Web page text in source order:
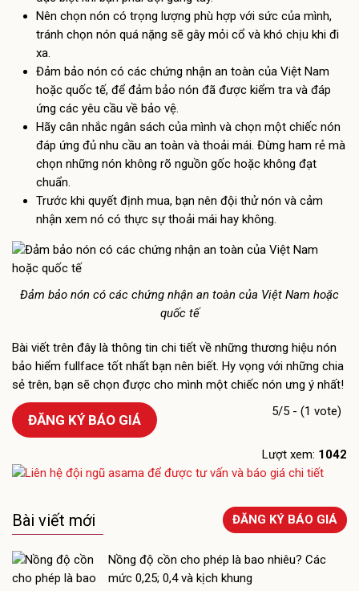
Nên chọn nón có trọng lượng phù hợp với sức của mình,
tránh chọn nón quá nặng sẽ gây mỏi cổ và khó chịu khi đi
xa.
Đảm bảo nón có các chứng nhận an toàn của Việt Nam
hoặc quốc tế, để đảm bảo nón đã được kiểm tra và đáp
ứng các yêu cầu về bảo vệ.
Hãy cân nhắc ngân sách của mình và chọn một chiếc nón
đáp ứng đủ nhu cầu an toàn và thoải mái. Đừng ham rẻ mà
chọn những nón không rõ nguồn gốc hoặc không đạt
chuẩn.
Trước khi quyết định mua, bạn nên đội thử nón và cảm
nhận xem nó có thực sự thoải mái hay không.
Đảm bảo nón có các chứng nhận an toàn của Việt Nam hoặc
quốc tế
Bài viết trên đây là thông tin chi tiết về những thương hiệu nón
bảo hiểm fullface tốt nhất bạn nên biết. Hy vọng với những chia
sẻ trên, bạn sẽ chọn được cho mình một chiếc nón ưng ý nhất!
5/5 - (1 vote)
ĐĂNG KÝ BÁO GIÁ
Lượt xem: 1042
Bài viết mới ĐĂNG KÝ BÁO GIÁ
Nồng độ cồn cho phép là bao nhiêu? Các
mức 0,25; 0,4 và kịch khung